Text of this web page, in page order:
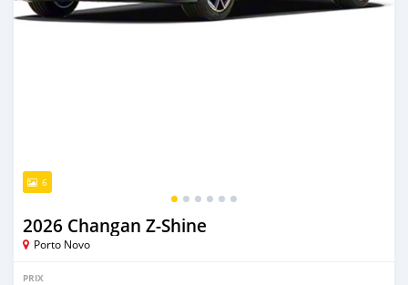
6
2026 Changan Z-Shine
Porto Novo
PRIX